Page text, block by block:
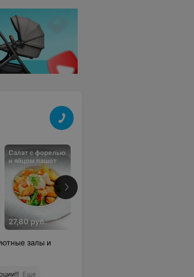
Салат с форелью
и яйцом пашот
27,80 руб.
залы и
Еще